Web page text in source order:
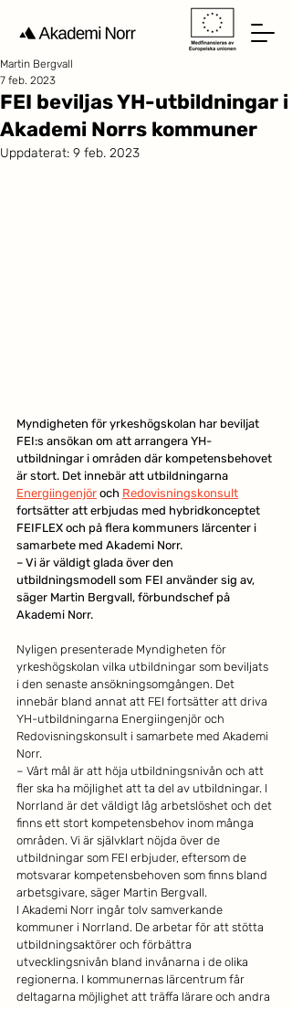
FEI beviljas YH-utbildningar i
Akademi Norrs kommuner
Martin Bergvall
7 feb. 2023
Uppdaterat: 9 feb. 2023
Myndigheten för yrkeshögskolan har beviljat
FEI:s ansökan om att arrangera YH-
utbildningar i områden där kompetensbehovet
är stort. Det innebär att utbildningarna
Energiingenjör och Redovisningskonsult
fortsätter att erbjudas med hybridkonceptet
FEIFLEX och på flera kommuners lärcenter i
samarbete med Akademi Norr.
– Vi är väldigt glada över den
utbildningsmodell som FEI använder sig av,
säger Martin Bergvall, förbundschef på
Akademi Norr.
Nyligen presenterade Myndigheten för
yrkeshögskolan vilka utbildningar som beviljats
i den senaste ansökningsomgången. Det
innebär bland annat att FEI fortsätter att driva
YH-utbildningarna Energiingenjör och
Redovisningskonsult i samarbete med Akademi
Norr.
– Vårt mål är att höja utbildningsnivån och att
fler ska ha möjlighet att ta del av utbildningar. I
Norrland är det väldigt låg arbetslöshet och det
finns ett stort kompetensbehov inom många
områden. Vi är självklart nöjda över de
utbildningar som FEI erbjuder, eftersom de
motsvarar kompetensbehoven som finns bland
arbetsgivare, säger Martin Bergvall.
I Akademi Norr ingår tolv samverkande
kommuner i Norrland. De arbetar för att stötta
utbildningsaktörer och förbättra
utvecklingsnivån bland invånarna i de olika
regionerna. I kommunernas lärcentrum får
deltagarna möjlighet att träffa lärare och andra